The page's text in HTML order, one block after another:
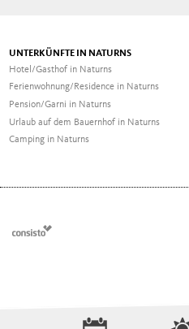
UNTERKÜNFTE IN NATURNS
Hotel/Gasthof in Naturns
Ferienwohnung/Residence in Naturns
Pension/Garni in Naturns
Urlaub auf dem Bauernhof in Naturns
Camping in Naturns